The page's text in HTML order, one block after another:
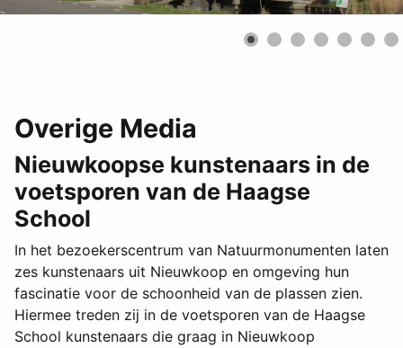
Overige Media
Nieuwkoopse kunstenaars in de
voetsporen van de Haagse
School
In het bezoekerscentrum van Natuurmonumenten laten
zes kunstenaars uit Nieuwkoop en omgeving hun
fascinatie voor de schoonheid van de plassen zien.
Hiermee treden zij in de voetsporen van de Haagse
School kunstenaars die graag in Nieuwkoop